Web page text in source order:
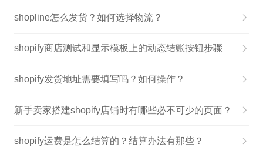
shopline怎么发货？如何选择物流？
shopify商店测试和显示模板上的动态结账按钮步骤
shopify发货地址需要填写吗？如何操作？
新手卖家搭建shopify店铺时有哪些必不可少的页面？
shopify运费是怎么结算的？结算办法有那些？